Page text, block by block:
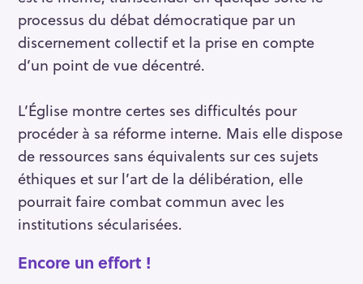
processus du débat démocratique par un
discernement collectif et la prise en compte
d’un point de vue décentré.
L’Église montre certes ses difficultés pour
procéder à sa réforme interne. Mais elle dispose
de ressources sans équivalents sur ces sujets
éthiques et sur l’art de la délibération, elle
pourrait faire combat commun avec les
institutions sécularisées.
Encore un effort !